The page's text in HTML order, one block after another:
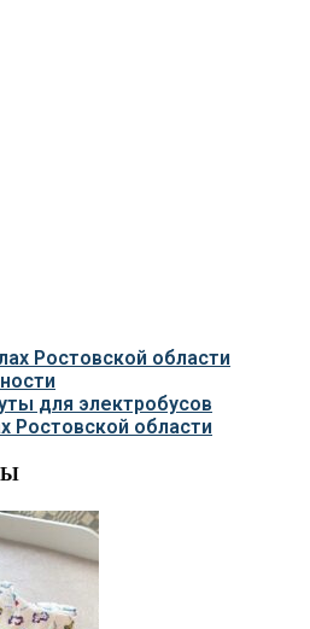
Ростовской области
для электробусов
Ростовской области